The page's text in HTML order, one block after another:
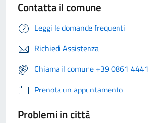
Contatta il comune
Leggi le domande frequenti
Richiedi Assistenza
Chiama il comune +39 0861 4441
Prenota un appuntamento
Problemi in città